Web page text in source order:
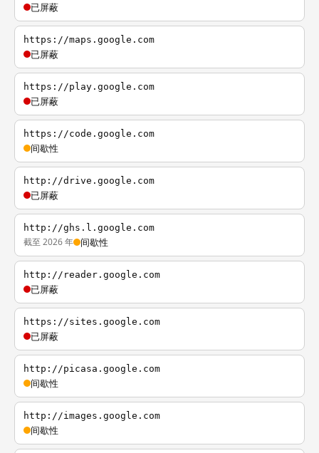
已屏蔽
https://maps.google.com
已屏蔽
https://play.google.com
已屏蔽
https://code.google.com
间歇性
http://drive.google.com
已屏蔽
http://ghs.l.google.com
截至 2026 年 间歇性
http://reader.google.com
已屏蔽
https://sites.google.com
已屏蔽
http://picasa.google.com
间歇性
http://images.google.com
间歇性